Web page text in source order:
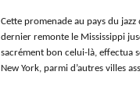
Cette promenade au pays du
dernier remonte le Mississippi
sacrément bon celui-là, effectua
New York, parmi d’autres villes